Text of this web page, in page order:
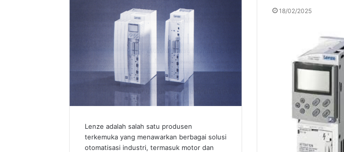
Lenze adalah salah satu produsen
terkemuka yang menawarkan berbagai solusi
otomatisasi industri, termasuk motor dan
18/02/2025